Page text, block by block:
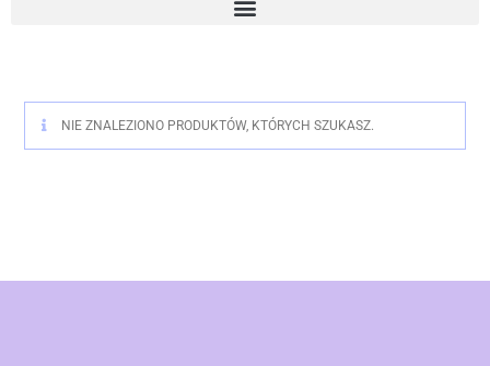
NIE ZNALEZIONO PRODUKTÓW, KTÓRYCH SZUKASZ.